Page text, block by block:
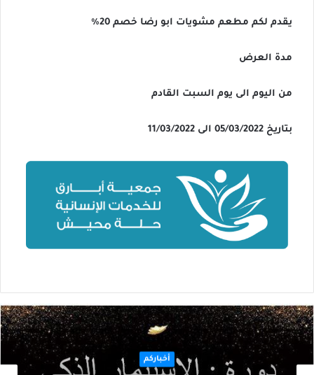
يقدم لكم مطعم مشويات ابو رضا خصم 20%
مدة العرض
من اليوم الى يوم السبت القادم
بتاريخ 05/03/2022 الى 11/03/2022
أخباركم